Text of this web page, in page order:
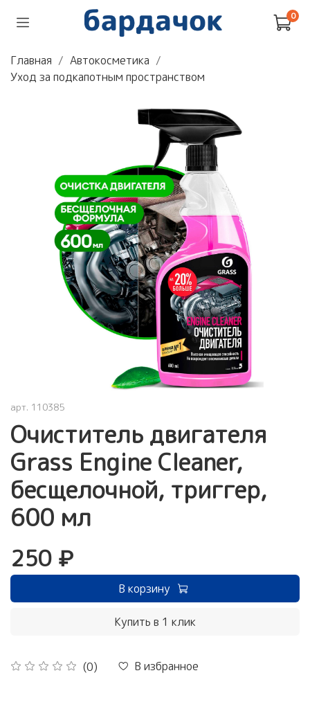
0
Главная
Автокосметика
Уход за подкапотным пространством
арт. 110385
Очиститель двигателя
Grass Engine Cleaner,
бесщелочной, триггер,
600 мл
(0) В избранное
250 ₽
В корзину
Купить в 1 клик